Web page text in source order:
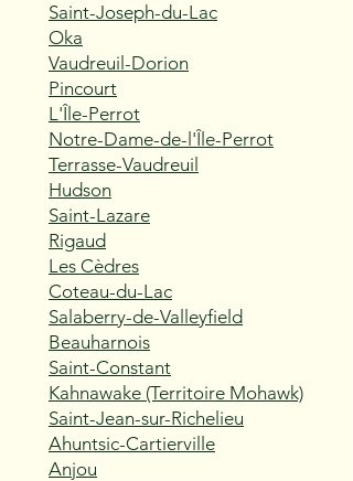
Saint-Joseph-du-Lac
Oka
Vaudreuil-Dorion
Pincourt
L'Île-Perrot
Notre-Dame-de-l'Île-Perrot
Terrasse-Vaudreuil
Hudson
Saint-Lazare
Rigaud
Les Cèdres
Coteau-du-Lac
Salaberry-de-Valleyfield
Beauharnois
Saint-Constant
Kahnawake (Territoire Mohawk)
Saint-Jean-sur-Richelieu
Ahuntsic-Cartierville
Anjou